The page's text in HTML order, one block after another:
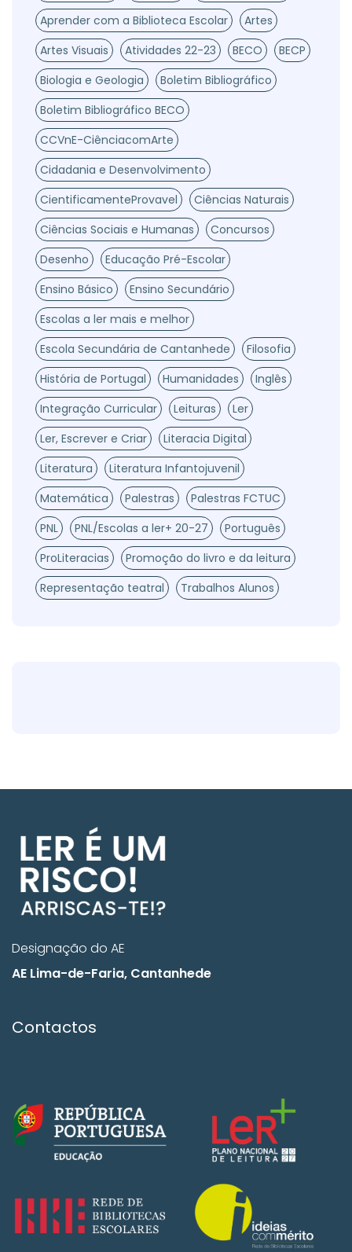
Aprender com a Biblioteca Escolar
Artes
Artes Visuais
Atividades 22-23 BECO
BECP
Biologia e Geologia
Boletim Bibliográfico
Boletim Bibliográfico BECO
CCVnE-CiênciacomArte
Cidadania e Desenvolvimento
CientificamenteProvavel
Ciências Naturais
Ciências Sociais e Humanas
Concursos
Desenho
Educação Pré-Escolar
Ensino Básico
Ensino Secundário
Escolas a ler mais e melhor
Escola Secundária de Cantanhede
Filosofia
História de Portugal
Humanidades
Inglês
Integração Curricular
Leituras
Ler
Ler, Escrever e Criar
Literacia Digital
Literatura
Literatura Infantojuvenil
Matemática
Palestras
Palestras FCTUC
PNL
PNL/Escolas a ler+ 20-27
Português
ProLiteracias
Promoção do livro e da leitura
Representação teatral
Trabalhos Alunos
Designação do AE
AE Lima-de-Faria, Cantanhede
Contactos